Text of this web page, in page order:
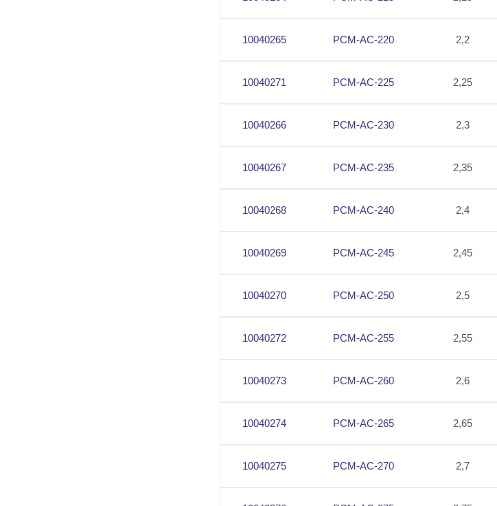
10040265 PCM-AC-220 2,2
10040271 PCM-AC-225 2,25
10040266 PCM-AC-230 2,3
10040267 PCM-AC-235 2,35
10040268 PCM-AC-240 2,4
10040269 PCM-AC-245 2,45
10040270 PCM-AC-250 2,5
10040272 PCM-AC-255 2,55
10040273 PCM-AC-260 2,6
10040274 PCM-AC-265 2,65
10040275 PCM-AC-270 2,7